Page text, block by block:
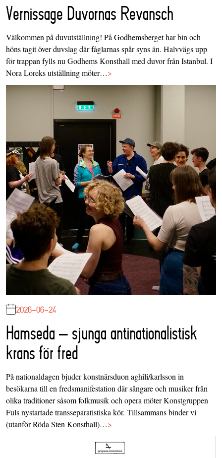
Vernissage Duvornas Revansch
Välkommen på duvutställning! På Godhemsberget har bin och
höns tagit över duvslag där fåglarnas spår syns än. Halvvägs upp
för trappan fylls nu Godhems Konsthall med duvor från Istanbul. I
Nora Loreks utställning möter…>
2026-06-24
Hamseda – sjunga antinationalistisk
krans för fred
På nationaldagen bjuder konstnärsduon aghili/karlsson in
besökarna till en fredsmanifestation där sångare och musiker från
olika traditioner såsom folkmusik och opera möter Konstgruppen
Fuls nystartade transseparatistiska kör. Tillsammans binder vi
(utanför Röda Sten Konsthall)…>